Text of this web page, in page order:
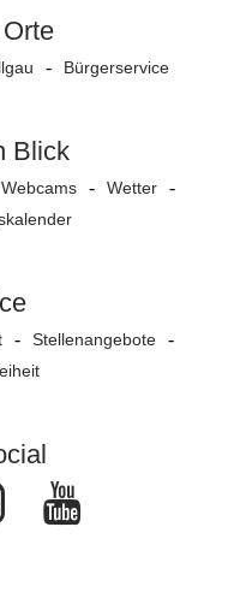
Bürgerservice
Blick
Webcams
Wetter
Stellenangebote
Instagram